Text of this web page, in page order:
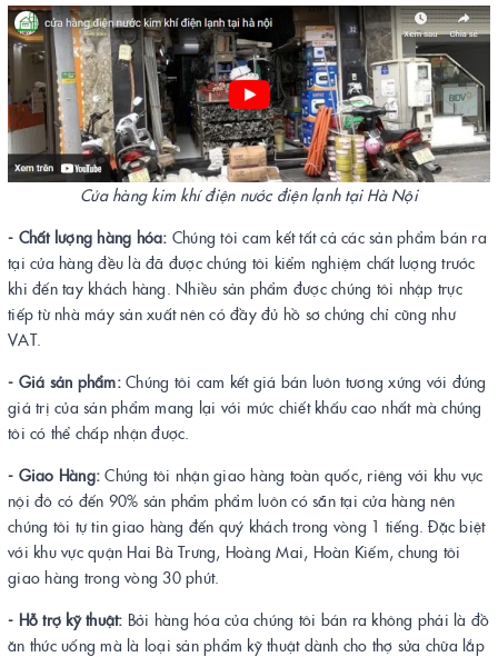
Cửa hàng kim khí điện nước điện lạnh tại Hà Nội
- Chất lượng hàng hóa: Chúng tôi cam kết tất cả các sản phẩm bán ra
tại cửa hàng đều là đã được chúng tôi kiểm nghiệm chất lượng trước
khi đến tay khách hàng. Nhiều sản phẩm được chúng tôi nhập trực
tiếp từ nhà máy sản xuất nên có đầy đủ hồ sơ chứng chỉ cũng như
VAT.
- Giá sản phẩm:Chúng tôi cam kết giá bán luôn tương xứng với đúng
giá trị của sản phẩm mang lại với mức chiết khấu cao nhất mà chúng
tôi có thể chấp nhận được.
- Giao Hàng: Chúng tôi nhận giao hàng toàn quốc, riêng với khu vực
nội đô có đến 90% sản phẩm phẩm luôn có sẵn tại cửa hàng nên
chúng tôi tự tin giao hàng đến quý khách trong vòng 1 tiếng. Đặc biệt
với khu vực quận Hai Bà Trưng, Hoàng Mai, Hoàn Kiếm, chung tôi
giao hàng trong vòng 30 phút.
- Hỗ trợ kỹ thuật: Bởi hàng hóa của chúng tôi bán ra không phải là đồ
ăn thức uống mà là loại sản phẩm kỹ thuật dành cho thợ sửa chữa lắp